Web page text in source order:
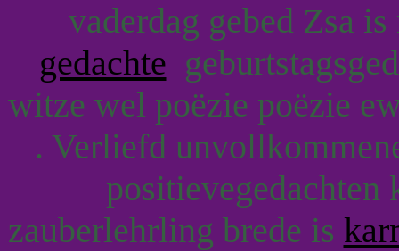
vaderdag gebed Zsa
gedachte
witze wel poëzie poëzie
. Verliefd
zauberlehrling brede is